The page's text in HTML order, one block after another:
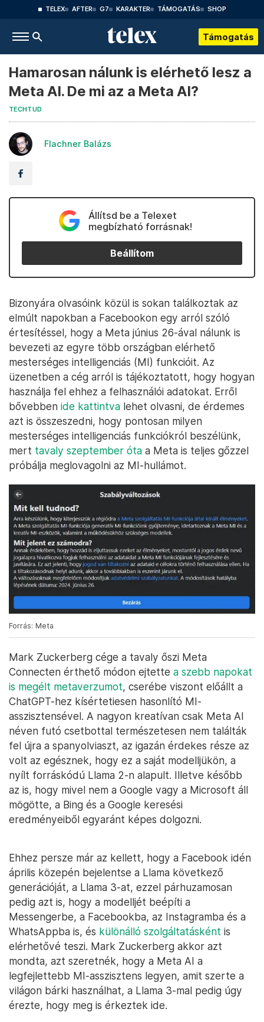
TELEX AFTER G7 KARAKTER TÁMOGATÁS SHOP
Támogatás
Hamarosan nálunk is elérhető lesz a
Meta AI. De mi az a Meta AI?
TECHTUD
Flachner Balázs
Állítsd be a Telexet
megbízható forrásnak!
Beállítom
Bizonyára olvasóink közül is sokan találkoztak az
elmúlt napokban a Facebookon egy arról szóló
értesítéssel, hogy a Meta június 26-ával nálunk is
bevezeti az egyre több országban elérhető
mesterséges intelligenciás (MI) funkcióit. Az
üzenetben a cég arról is tájékoztatott, hogy hogyan
használja fel ehhez a felhasználói adatokat. Erről
bővebben ide kattintva lehet olvasni, de érdemes
azt is összeszedni, hogy pontosan milyen
mesterséges intelligenciás funkciókról beszélünk,
mert tavaly szeptember óta a Meta is teljes gőzzel
próbálja meglovagolni az MI-hullámot.
Forrás: Meta
Mark Zuckerberg cége a tavaly őszi Meta
Connecten érthető módon ejtette a szebb napokat
is megélt metaverzumot, cserébe viszont előállt a
ChatGPT-hez kísértetiesen hasonlító MI-
asszisztensével. A nagyon kreatívan csak Meta AI
néven futó csetbottal természetesen nem találták
fel újra a spanyolviaszt, az igazán érdekes része az
volt az egésznek, hogy ez a saját modelljükön, a
nyílt forráskódú Llama 2-n alapult. Illetve később
az is, hogy mivel nem a Google vagy a Microsoft áll
mögötte, a Bing és a Google keresési
eredményeiből egyaránt képes dolgozni.
Ehhez persze már az kellett, hogy a Facebook idén
április közepén bejelentse a Llama következő
generációját, a Llama 3-at, ezzel párhuzamosan
pedig azt is, hogy a modelljét beépíti a
Messengerbe, a Facebookba, az Instagramba és a
WhatsAppba is, és különálló szolgáltatásként is
elérhetővé teszi. Mark Zuckerberg akkor azt
mondta, azt szeretnék, hogy a Meta AI a
legfejlettebb MI-asszisztens legyen, amit szerte a
világon bárki használhat, a Llama 3-mal pedig úgy
érezte, hogy meg is érkeztek ide.